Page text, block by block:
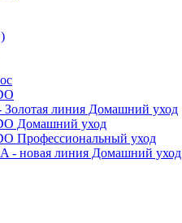
линия Домашний уход
Домашний уход
Профессиональный уход
- новая линия Домашний уход